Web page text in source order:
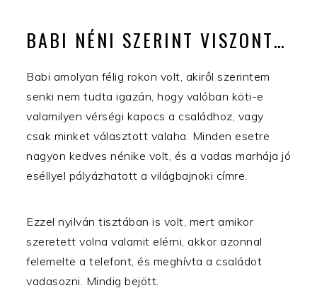
BABI NÉNI SZERINT VISZONT…
Babi amolyan félig rokon volt, akiről szerintem
senki nem tudta igazán, hogy valóban köti-e
valamilyen vérségi kapocs a családhoz, vagy
csak minket választott valaha. Minden esetre
nagyon kedves nénike volt, és a vadas marhája jó
eséllyel pályázhatott a világbajnoki címre.
Ezzel nyilván tisztában is volt, mert amikor
szeretett volna valamit elérni, akkor azonnal
felemelte a telefont, és meghívta a családot
vadasozni. Mindig bejött.